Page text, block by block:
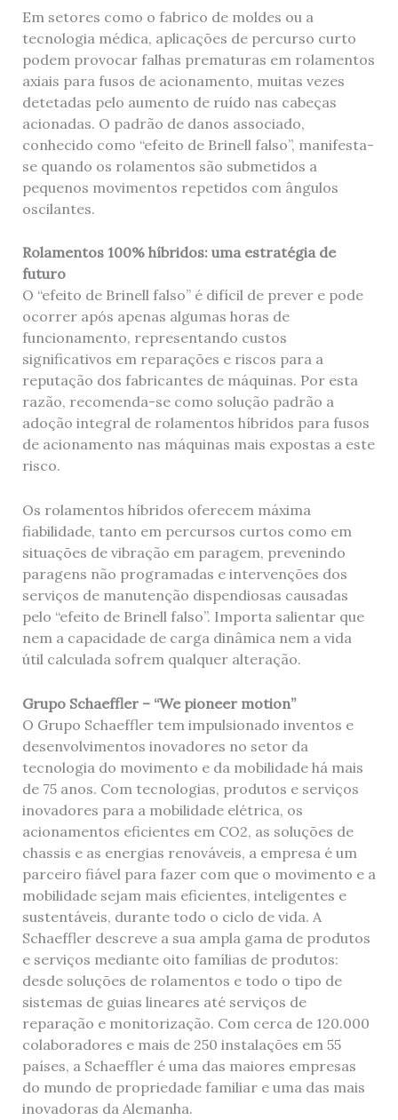
Em setores como o fabrico de moldes ou a
tecnologia médica, aplicações de percurso curto
podem provocar falhas prematuras em rolamentos
axiais para fusos de acionamento, muitas vezes
detetadas pelo aumento de ruído nas cabeças
acionadas. O padrão de danos associado,
conhecido como “efeito de Brinell falso”, manifesta-
se quando os rolamentos são submetidos a
pequenos movimentos repetidos com ângulos
oscilantes.
Rolamentos 100% híbridos: uma estratégia de
futuro
O “efeito de Brinell falso” é difícil de prever e pode
ocorrer após apenas algumas horas de
funcionamento, representando custos
significativos em reparações e riscos para a
reputação dos fabricantes de máquinas. Por esta
razão, recomenda-se como solução padrão a
adoção integral de rolamentos híbridos para fusos
de acionamento nas máquinas mais expostas a este
risco.
Os rolamentos híbridos oferecem máxima
fiabilidade, tanto em percursos curtos como em
situações de vibração em paragem, prevenindo
paragens não programadas e intervenções dos
serviços de manutenção dispendiosas causadas
pelo “efeito de Brinell falso”. Importa salientar que
nem a capacidade de carga dinâmica nem a vida
útil calculada sofrem qualquer alteração.
Grupo Schaeffler – “We pioneer motion”
O Grupo Schaeffler tem impulsionado inventos e
desenvolvimentos inovadores no setor da
tecnologia do movimento e da mobilidade há mais
de 75 anos. Com tecnologias, produtos e serviços
inovadores para a mobilidade elétrica, os
acionamentos eficientes em CO2, as soluções de
chassis e as energias renováveis, a empresa é um
parceiro fiável para fazer com que o movimento e a
mobilidade sejam mais eficientes, inteligentes e
sustentáveis, durante todo o ciclo de vida. A
Schaeffler descreve a sua ampla gama de produtos
e serviços mediante oito famílias de produtos:
desde soluções de rolamentos e todo o tipo de
sistemas de guias lineares até serviços de
reparação e monitorização. Com cerca de 120.000
colaboradores e mais de 250 instalações em 55
países, a Schaeffler é uma das maiores empresas
do mundo de propriedade familiar e uma das mais
inovadoras da Alemanha.